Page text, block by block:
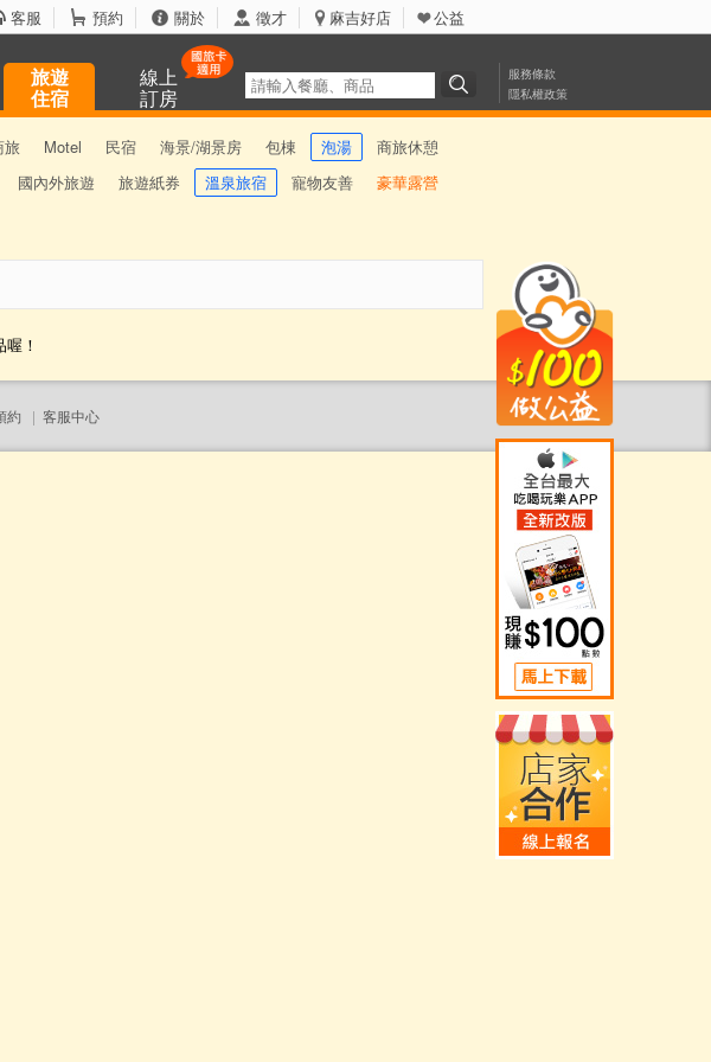
客服 預約 關於 徵才 麻吉好店 公益
旅遊
住宿
線上
訂房
服務條款
隱私權政策
旅 Motel 民宿 海景/湖景房 包棟 泡湯
商旅休憩
國內外旅遊 旅遊紙券 溫泉旅宿 寵物友善 豪華露營
！
約 | 客服中心